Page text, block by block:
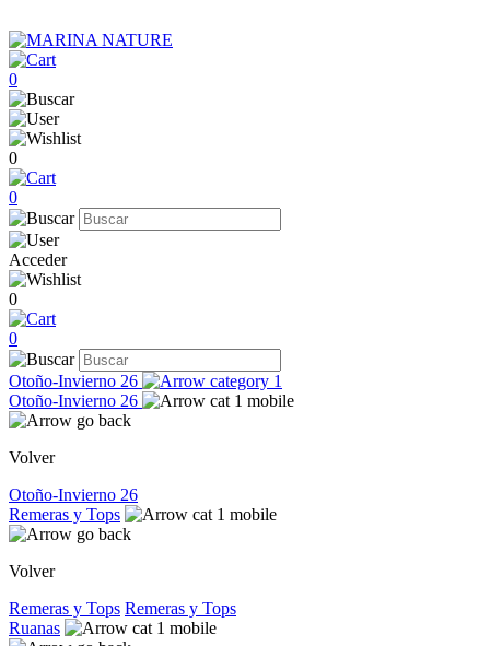
0
0
0
Acceder
0
0
Otoño-Invierno 26
Otoño-Invierno 26
Volver
Otoño-Invierno 26
Remeras y Tops
Volver
Remeras y Tops Remeras y Tops
Ruanas